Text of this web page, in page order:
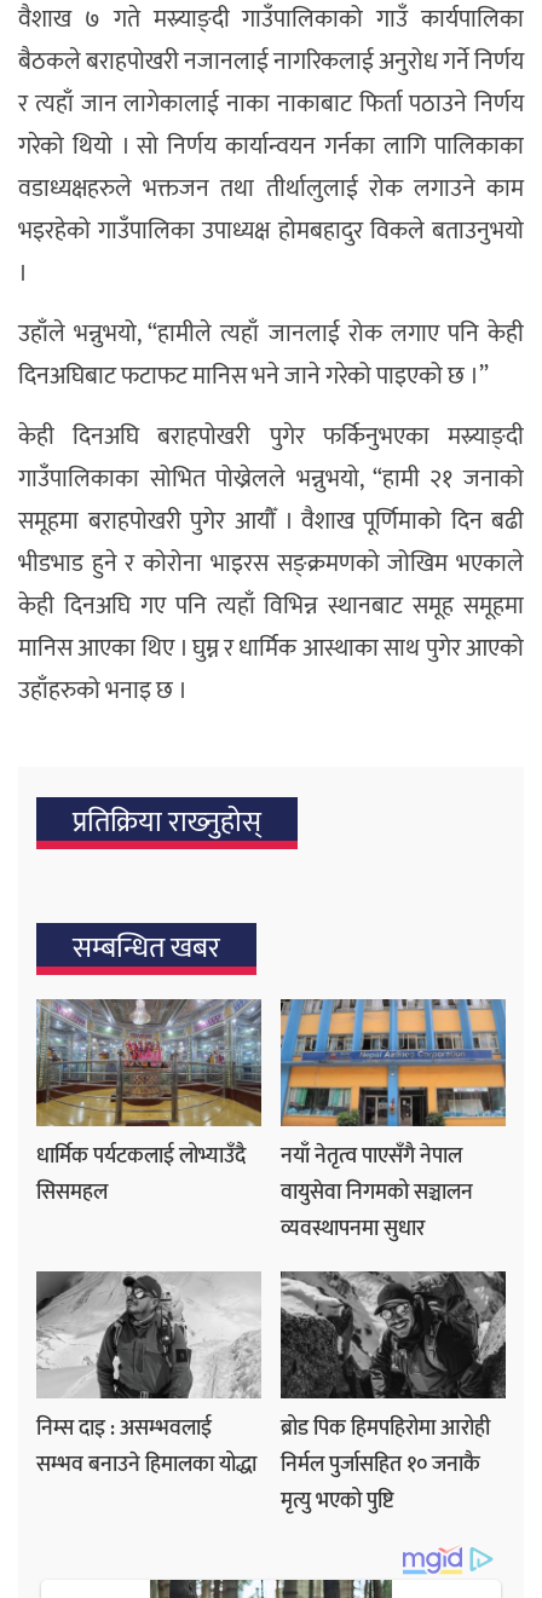
वैशाख ७ गते मस्र्याङ्दी गाउँपालिकाको गाउँ कार्यपालिका
बैठकले बराहपोखरी नजानलाई नागरिकलाई अनुरोध गर्ने निर्णय
र त्यहाँ जान लागेकालाई नाका नाकाबाट फिर्ता पठाउने निर्णय
गरेको थियो । सो निर्णय कार्यान्वयन गर्नका लागि पालिकाका
वडाध्यक्षहरुले भक्तजन तथा तीर्थालुलाई रोक लगाउने काम
भइरहेको गाउँपालिका उपाध्यक्ष होमबहादुर विकले बताउनुभयो
।
उहाँले भन्नुभयो, “हामीले त्यहाँ जानलाई रोक लगाए पनि केही
दिनअघिबाट फटाफट मानिस भने जाने गरेको पाइएको छ ।”
केही दिनअघि बराहपोखरी पुगेर फर्किनुभएका मस्र्याङ्दी
गाउँपालिकाका सोभित पोख्रेलले भन्नुभयो, “हामी २१ जनाको
समूहमा बराहपोखरी पुगेर आयौँ । वैशाख पूर्णिमाको दिन बढी
भीडभाड हुने र कोरोना भाइरस सङ्क्रमणको जोखिम भएकाले
केही दिनअघि गए पनि त्यहाँ विभिन्न स्थानबाट समूह समूहमा
मानिस आएका थिए । घुम्न र धार्मिक आस्थाका साथ पुगेर आएको
उहाँहरुको भनाइ छ ।
प्रतिक्रिया राख्‍नुहोस्
सम्बन्धित खबर
धार्मिक पर्यटकलाई लोभ्याउँदै
सिसमहल
नयाँ नेतृत्व पाएसँगै नेपाल
वायुसेवा निगमको सञ्चालन
व्यवस्थापनमा सुधार
निम्स दाइ : असम्भवलाई
सम्भव बनाउने हिमालका योद्धा
ब्रोड पिक हिमपहिरोमा आरोही
निर्मल पुर्जासहित १० जनाकै
मृत्यु भएको पुष्टि